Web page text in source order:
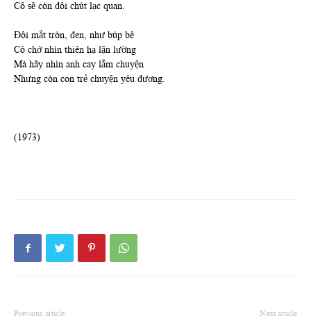
Cô sẽ còn đôi chút lạc quan.
Đôi mắt tròn, đen, như búp bê
Cô chớ nhìn thiên hạ lận lường
Mà hãy nhìn anh cay lắm chuyện
Nhưng còn con trẻ chuyện yêu đương.
(1973)
Previous article Next article